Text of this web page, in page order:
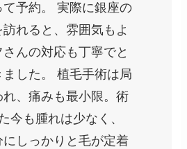
て予約。 実際に銀座の
れると、雰囲気もよ
さんの対応も丁寧でと
した。 植毛手術は局
、痛みも最小限。術
今も腫れは少なく、
しっかりと毛が定着